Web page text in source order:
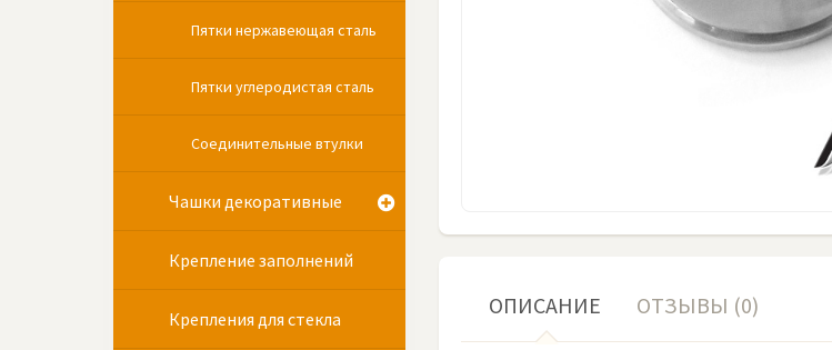
ОПИСАНИЕ ОТЗЫВЫ (0)
Пятки нержавеющая сталь
Пятки углеродистая сталь
Соединительные втулки
Чашки декоративные
Крепление заполнений
Крепления для стекла